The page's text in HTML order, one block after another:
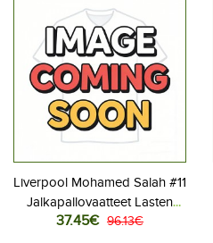
Liverpool Mohamed Salah #11
Jalkapallovaatteet Lasten
Vieraspeliasu 2026-27
37.45€ 96.13€